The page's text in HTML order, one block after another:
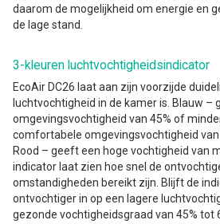
daarom de mogelijkheid om energie en
de lage stand.
3-kleuren luchtvochtigheidsindicator
EcoAir DC26 laat aan zijn voorzijde
luchtvochtigheid in de kamer is. Blauw –
omgevingsvochtigheid van 45% of
comfortabele omgevingsvochtigheid van
Rood – geeft een hoge vochtigheid van
indicator laat zien hoe snel de
omstandigheden bereikt zijn. Blijft de
ontvochtiger in op een lagere
gezonde vochtigheidsgraad van 45% tot